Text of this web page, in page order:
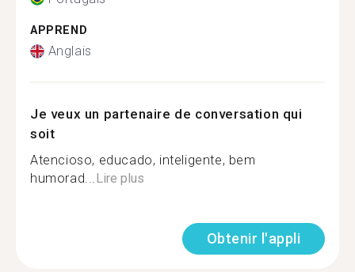
APPREND
Anglais
Je veux un partenaire de conversation qui
soit
Atencioso, educado, inteligente, bem
humorad...Lire plus
Obtenir l'appli